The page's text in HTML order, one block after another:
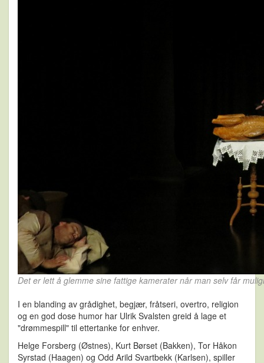
Det er lett å glemme sine fattige kamerater når man selv får
I en blanding av grådighet, begjær, fråtseri, overtro, religion
og en god dose humor har Ulrik Svalsten greid å lage et
"drømmespill" til ettertanke for enhver.
Helge Forsberg (Østnes), Kurt Børset (Bakken), Tor Håkon
Syrstad (Haagen) og Odd Arild Svartbekk (Karlsen), spiller